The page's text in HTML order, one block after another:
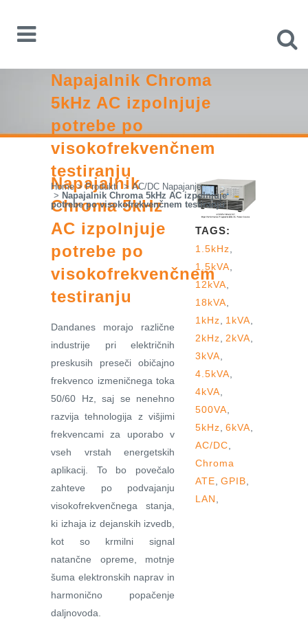
Napajalnik Chroma
5kHz AC izpolnjuje
potrebe po
visokofrekvenčnem
testiranju
Home >Produkti >AC/DC Napajanje
> Napajalnik Chroma 5kHz AC izpolnjuje
potrebe po visokofrekvenčnem testiranju
Napajalnik
Chroma 5kHz
AC izpolnjuje
potrebe po
visokofrekvenčnem
testiranju
Dandanes morajo različne
industrije pri električnih
preskusih preseči običajno
frekvenco izmeničnega toka
50/60 Hz, saj se nenehno
razvija tehnologija z višjimi
frekvencami za uporabo v
vseh vrstah energetskih
aplikacij. To bo povečalo
zahteve po podvajanju
visokofrekvenčnega stanja,
ki izhaja iz dejanskih izvedb,
kot so krmilni signal
natančne opreme, motnje
šuma elektronskih naprav in
harmonično popačenje
daljnovoda.
TAGS:
1.5kHz,
1.5kVA,
12kVA,
18kVA,
1kHz, 1kVA,
2kHz, 2kVA,
3kVA,
4.5kVA,
4kVA,
500VA,
5kHz, 6kVA,
AC/DC,
Chroma
ATE, GPIB,
LAN,